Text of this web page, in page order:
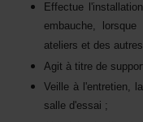
salled'essai;